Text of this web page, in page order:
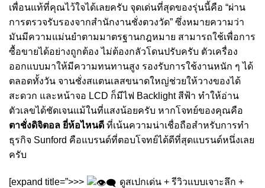
เพื่อนแท้ที่คุณไว้ใจได้เลยครับ จุดเด่นที่สุดของรุ่นนี้คือ “ผ่าน
การตรวจรับรองจากสำนักงานชั่งตวงวัด” ซึ่งหมายความว่า
มันมีความแม่นยำตามมาตรฐานกฎหมาย สามารถใช้เพื่อการ
ซื้อขายได้อย่างถูกต้อง ไม่ต้องกลัวโดนปรับครับ ตัวเครื่อง
ออกแบบมาให้มีความทนทานสูง รองรับการใช้งานหนัก ๆ ได้
ตลอดทั้งวัน จานชั่งสแตนเลสขนาดใหญ่ช่วยให้วางของได้
สะดวก และหน้าจอ LCD ก็มีไฟ Backlight สีฟ้า ทำให้อ่าน
ตัวเลขได้ชัดเจนแม้ในที่แสงน้อยครับ หากโจทย์ของคุณคือ
ตาชั่งดิจิตอล ยี่ห้อไหนดี ที่เน้นความน่าเชื่อถือสำหรับการทำ
ธุรกิจ Sunford คือแบรนด์ที่ตอบโจทย์ได้ดีที่สุดแบรนด์หนึ่งเลย
ครับ
[expand title=”>>>
ดูสเปกเด่น + รีวิวแบบเจาะลึก +